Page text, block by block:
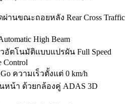
านขณะถอยหลัง Rear Cross Traffic
High Beam
ตโนมัติแบบแปรผัน Full Speed
Control
ความเร็วตั้งแต่ 0 km/h
หน้า ด้วยกล้องคู่ ADAS 3D